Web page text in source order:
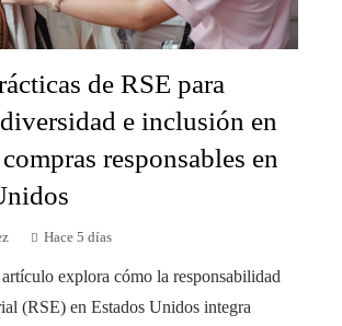
de RSE para
e inclusión en
responsables en
Hace 5 días
explora cómo la responsabilidad
(RSE) en Estados Unidos integra